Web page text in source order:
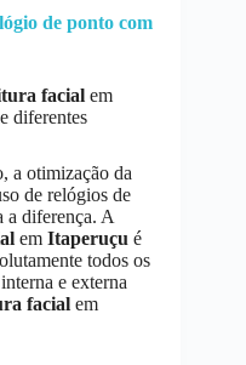
de ponto com
facial em
diferentes
a otimização da
de relógios de
a diferença. A
em Itaperuçu é
todos os
e externa
facial em